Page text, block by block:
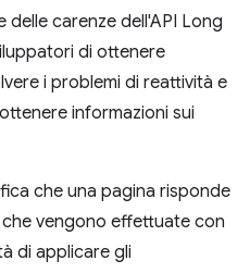
delle carenze dell'API Long
di ottenere
i problemi di reattività e
informazioni sui
che una pagina risponde
vengono effettuate con
di applicare gli